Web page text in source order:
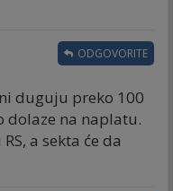
duguju preko 100
dolaze na naplatu.
a sekta će da
ODGOVORITE